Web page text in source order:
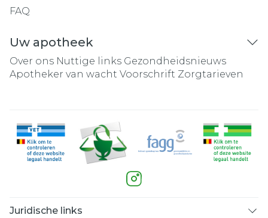
FAQ
Uw apotheek
Over ons Nuttige links Gezondheidsnieuws
Apotheker van wacht Voorschrift Zorgtarieven
Juridische links